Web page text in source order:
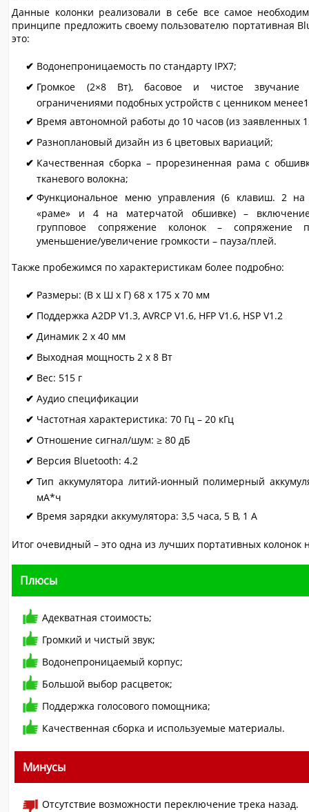
Данные колонки реализовали в себе все самое
принципе предложить своему пользователю портативная
это:
Водонепроницаемость по стандарту IPX7;
Громкое (2×8 Вт), басовое и чистое звучание
ограничениями подобных устройств с ценником
Время автономной работы до 10 часов (из заявленных
Разноплановый дизайн из 6 цветовых вариаций;
Качественная сборка – прорезиненная рама с
тканевого волокна;
Функциональное меню управления (6 клавиш. 2 на
«раме» и 4 на матерчатой обшивке) –
групповое сопряжение колонок –
уменьшение/увеличение громкости – пауза/плей.
Также пробежимся по характеристикам более подробно:
Размеры: (В x Ш x Г) 68 x 175 x 70 мм
Поддержка A2DP V1.3, AVRCP V1.6, HFP V1.6, HSP V1.2
Динамик 2 x 40 мм
Выходная мощность 2 x 8 Вт
Вес: 515 г
Аудио спецификации
Частотная характеристика: 70 Гц – 20 кГц
Отношение сигнал/шум: ≥ 80 дБ
Версия Bluetooth: 4.2
Тип аккумулятора литий-ионный полимерный
мА*ч
Время зарядки аккумулятора: 3,5 часа, 5 В, 1 А
Итог очевидный – это одна из лучших портативных колонок
Плюсы
Адекватная стоимость;
Громкий и чистый звук;
Водонепроницаемый корпус;
Большой выбор расцветок;
Поддержка голосового помощника;
Качественная сборка и используемые материалы.
Минусы
Отсутствие возможности переключение трека назад.